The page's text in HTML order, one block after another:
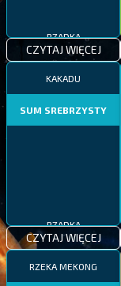
CZYTAJ WIĘCEJ
KAKADU
SUM SREBRZYSTY
CZYTAJ WIĘCEJ
RZEKA MEKONG